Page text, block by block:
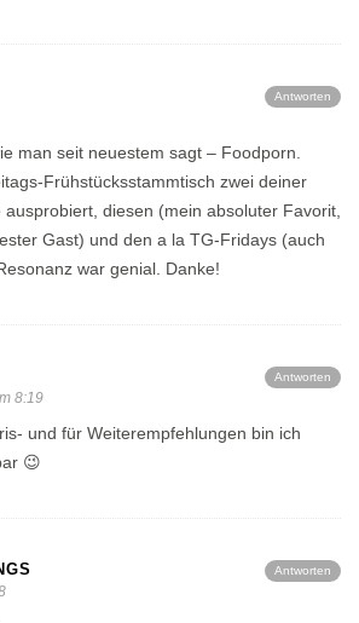
Antworten
man seit neuestem sagt – Foodporn.
Frühstücksstammtisch zwei deiner
diesen (mein absoluter Favorit,
Gast) und den a la TG-Fridays (auch
war genial. Danke!
Antworten
8:19
und für Weiterempfehlungen bin ich
😉
Antworten